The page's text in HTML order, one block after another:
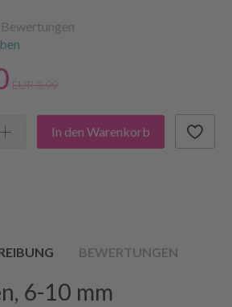
Bewertungen
EUR 3.99
In den Warenkorb
BEWERTUNGEN
6-10 mm